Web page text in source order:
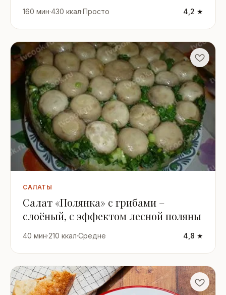
160 мин·430 ккал·Просто 4,2 ★
САЛАТЫ
Салат «Полянка» с грибами –
слоёный, с эффектом лесной поляны
40 мин·210 ккал·Средне 4,8 ★